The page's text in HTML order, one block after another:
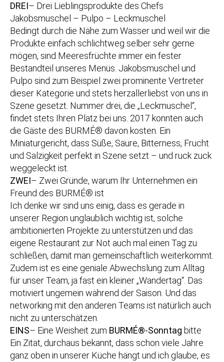
DREI– Drei Lieblingsprodukte des Chefs
Jakobsmuschel – Pulpo – Leckmuschel
Bedingt durch die Nähe zum Wasser und weil wir die
Produkte einfach schlichtweg selber sehr gerne
mögen, sind Meeresfrüchte immer ein fester
Bestandteil unseres Menüs. Jakobsmuschel und
Pulpo sind zum Beispiel zwei prominente Vertreter
dieser Kategorie und stets herzallerliebst von uns in
Szene gesetzt. Nummer drei, die „Leckmuschel“,
findet stets Ihren Platz bei uns. 2017 konnten auch
die Gäste des BURMÉ® davon kosten. Ein
Miniaturgericht, dass Süße, Säure, Bitterness, Frucht
und Salzigkeit perfekt in Szene setzt – und ruck zuck
weggeleckt ist.
ZWEI– Zwei Gründe, warum Ihr Unternehmen ein
Freund des BURMÉ® ist
Ich denke wir sind uns einig, dass es gerade in
unserer Region unglaublich wichtig ist, solche
ambitionierten Projekte zu unterstützen und das
eigene Restaurant zur Not auch mal einen Tag zu
schließen, damit man gemeinschaftlich weiterkommt.
Zudem ist es eine geniale Abwechslung zum Alltag
für unser Team, ja fast ein kleiner „Wandertag“. Das
motiviert ungemein während der Saison. Und das
networking mit den anderen Teams ist natürlich auch
nicht zu unterschätzen.
EINS– Eine Weisheit zum BURMÉ®-Sonntag bitte
Ein Zitat, durchaus bekannt, dass schon viele Jahre
ganz oben in unserer Küche hängt und ich glaube, es